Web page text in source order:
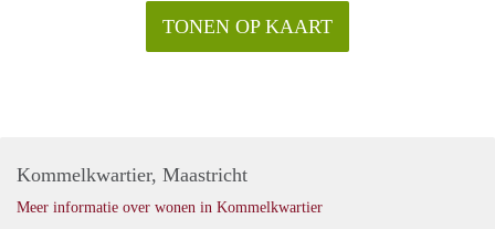
TONEN OP KAART
Kommelkwartier, Maastricht
Meer informatie over wonen in Kommelkwartier